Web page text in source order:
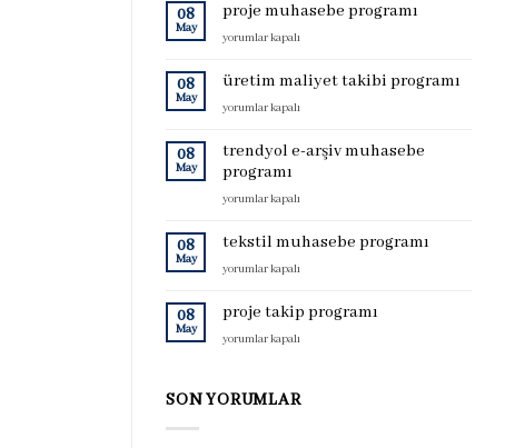
08
May
proje muhasebe programı
proje
programı
yorumlar kapalı
08
May
üretim maliyet takibi programı
üretim
takibi
için
yorumlar kapalı
08
May
trendyol e-arşiv muhasebe
programı
trendyol
arşiv
programı
yorumlar kapalı
08
May
tekstil muhasebe programı
tekstil
programı
yorumlar kapalı
08
May
proje takip programı
proje
için
yorumlar kapalı
SON YORUMLAR